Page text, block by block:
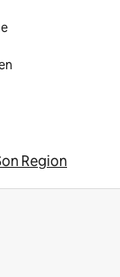
Region